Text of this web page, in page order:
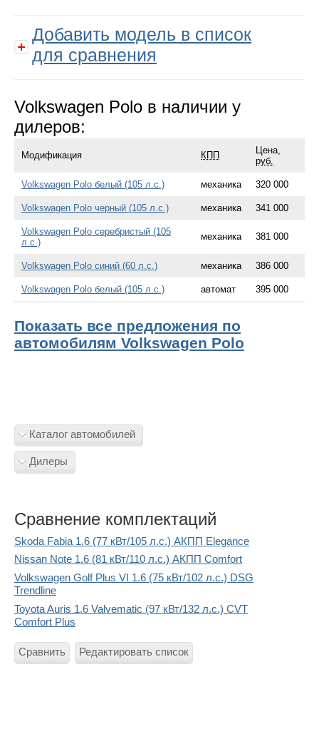
Добавить модель в список
для сравнения
Volkswagen Polo в наличии у
дилеров:
Модификация КПП
Цена,
руб.
Volkswagen Polo белый (105 л.с.) механика 320 000
Volkswagen Polo черный (105 л.с.) механика 341 000
Volkswagen Polo серебристый (105
л.с.)
механика 381 000
Volkswagen Polo синий (60 л.с.) механика 386 000
Volkswagen Polo белый (105 л.с.) автомат 395 000
Показать все предложения по
автомобилям Volkswagen Polo
Каталог автомобилей
Дилеры
Сравнение комплектаций
Skoda Fabia 1.6 (77 кВт/105 л.с.) АКПП Elegance
Nissan Note 1.6 (81 кВт/110 л.с.) АКПП Comfort
Volkswagen Golf Plus VI 1.6 (75 кВт/102 л.с.) DSG
Trendline
Toyota Auris 1.6 Valvematic (97 кВт/132 л.с.) CVT
Comfort Plus
Сравнить Редактировать список